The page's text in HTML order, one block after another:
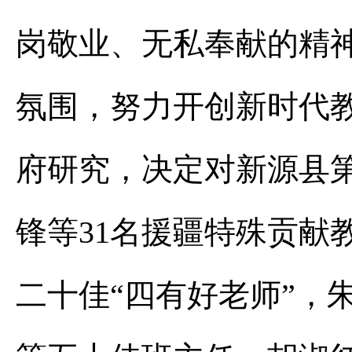
岗敬业、无私奉献的精
氛围，努力开创新时代
府研究，决定对新源县
锋等31名援疆特殊贡献
二十佳“四有好老师”，